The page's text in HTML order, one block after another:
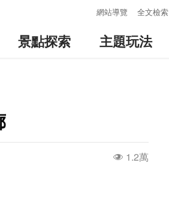
網站導覽 全文檢索
景點探索 主題玩法
1.2萬